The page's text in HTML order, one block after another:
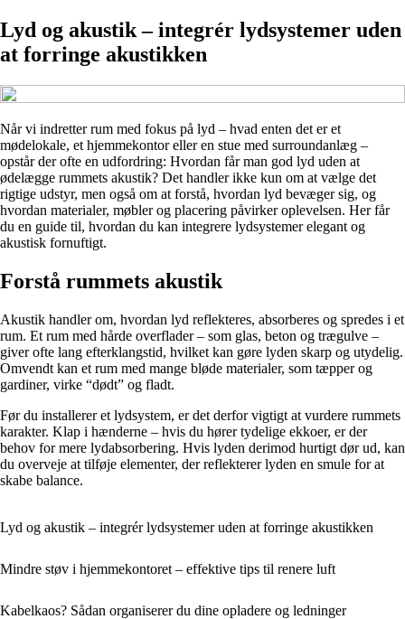
Lyd og akustik – integrér lydsystemer uden
at forringe akustikken
Når vi indretter rum med fokus på lyd – hvad enten det er et
mødelokale, et hjemmekontor eller en stue med surroundanlæg –
opstår der ofte en udfordring: Hvordan får man god lyd uden at
ødelægge rummets akustik? Det handler ikke kun om at vælge det
rigtige udstyr, men også om at forstå, hvordan lyd bevæger sig, og
hvordan materialer, møbler og placering påvirker oplevelsen. Her får
du en guide til, hvordan du kan integrere lydsystemer elegant og
akustisk fornuftigt.
Forstå rummets akustik
Akustik handler om, hvordan lyd reflekteres, absorberes og spredes i et
rum. Et rum med hårde overflader – som glas, beton og trægulve –
giver ofte lang efterklangstid, hvilket kan gøre lyden skarp og utydelig.
Omvendt kan et rum med mange bløde materialer, som tæpper og
gardiner, virke “dødt” og fladt.
Før du installerer et lydsystem, er det derfor vigtigt at vurdere rummets
karakter. Klap i hænderne – hvis du hører tydelige ekkoer, er der
behov for mere lydabsorbering. Hvis lyden derimod hurtigt dør ud, kan
du overveje at tilføje elementer, der reflekterer lyden en smule for at
skabe balance.
Lyd og akustik – integrér lydsystemer uden at forringe akustikken
Mindre støv i hjemmekontoret – effektive tips til renere luft
Kabelkaos? Sådan organiserer du dine opladere og ledninger